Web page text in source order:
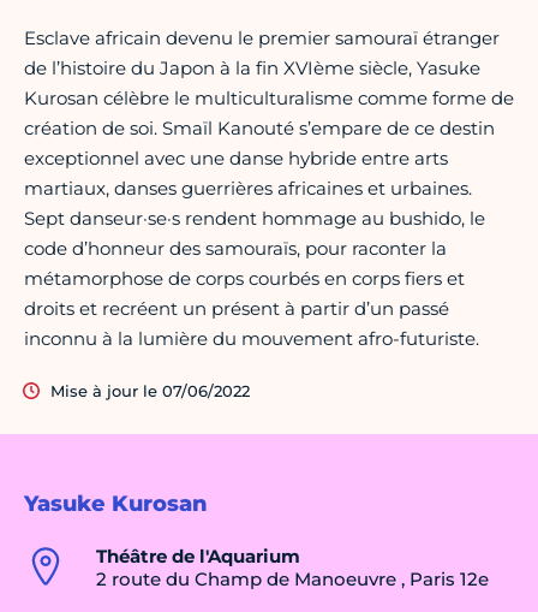
Yasuke Kurosan
Théâtre de l'Aquarium
2 route du Champ de Manoeuvre , Paris 12e
Esclave africain devenu le premier samouraï étranger
de l’histoire du Japon à la fin XVIème siècle, Yasuke
Kurosan célèbre le multiculturalisme comme forme de
création de soi. Smaïl Kanouté s’empare de ce destin
exceptionnel avec une danse hybride entre arts
martiaux, danses guerrières africaines et urbaines.
Sept danseur·se·s rendent hommage au bushido, le
code d’honneur des samouraïs, pour raconter la
métamorphose de corps courbés en corps fiers et
droits et recréent un présent à partir d’un passé
inconnu à la lumière du mouvement afro-futuriste.
Mise à jour le 07/06/2022